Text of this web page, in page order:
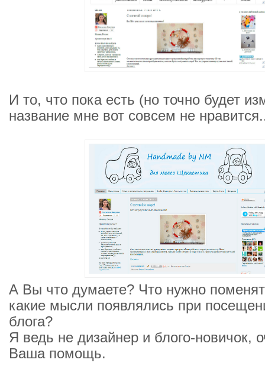
И то, что пока есть (но точно будет
название мне вот совсем не
А Вы что думаете? Что нужно
какие мысли появлялись при
блога?
Я ведь не дизайнер и блого-новичок,
Ваша помощь.